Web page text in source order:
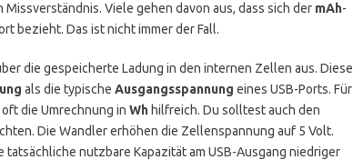
Viele gehen davon aus, dass sich der mAh-
bezieht. Das ist nicht immer der Fall.
die gespeicherte Ladung in den internen Zellen aus. Diese
als die typische Ausgangsspannung eines USB-Ports. Für
die Umrechnung in Whhilfreich. Du solltest auch den
Die Wandler erhöhen die Zellenspannung auf 5 Volt.
nutzbare Kapazität am USB-Ausgang niedriger